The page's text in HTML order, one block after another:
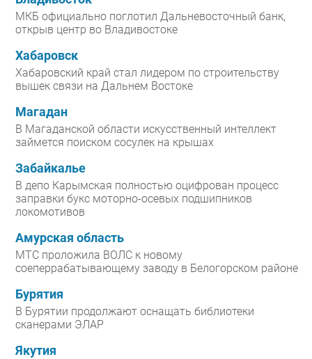
МКБ официально поглотил Дальневосточный банк,
открыв центр во Владивостоке
Хабаровск
Хабаровский край стал лидером по строительству
вышек связи на Дальнем Востоке
Магадан
В Магаданской области искусственный интеллект
займется поиском сосулек на крышах
Забайкалье
В депо Карымская полностью оцифрован процесс
заправки букс моторно-осевых подшипников
локомотивов
Амурская область
МТС проложила ВОЛС к новому
соеперрабатывающему заводу в Белогорском районе
Бурятия
В Бурятии продолжают оснащать библиотеки
сканерами ЭЛАР
Якутия